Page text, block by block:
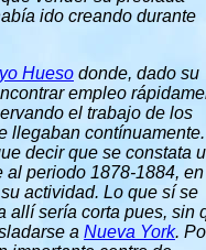
ido creando durante
Hueso donde, dado su
empleo
el trabajo de los
llegaban contínuamente.
decir que se constata
periodo 1878-1884,
actividad. Lo que sí se
allí sería corta pues, sin
a Nueva York.